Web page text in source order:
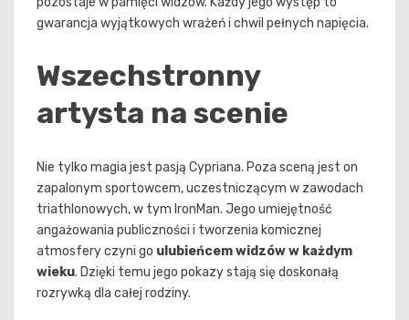
gwarancja wyjątkowych wrażeń i chwil pełnych napięcia.
Wszechstronny
artysta na scenie
Nie tylko magia jest pasją Cypriana. Poza sceną jest on
zapalonym sportowcem, uczestniczącym w zawodach
triathlonowych, w tym IronMan. Jego umiejętność
angażowania publiczności i tworzenia komicznej
atmosfery czyni go ulubieńcem widzów w każdym
wieku. Dzięki temu jego pokazy stają się doskonałą
rozrywką dla całej rodziny.